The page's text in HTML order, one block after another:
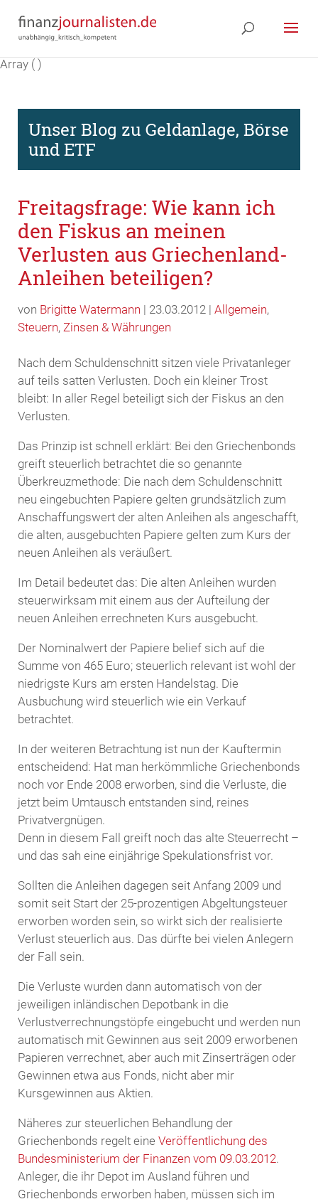
Array ( )
Unser Blog zu Geldanlage, Börse
und ETF
Freitagsfrage: Wie kann ich
den Fiskus an meinen
Verlusten aus Griechenland-
Anleihen beteiligen?
von Brigitte Watermann | 23.03.2012 | Allgemein,
Steuern, Zinsen & Währungen
Nach dem Schuldenschnitt sitzen viele Privatanleger
auf teils satten Verlusten. Doch ein kleiner Trost
bleibt: In aller Regel beteiligt sich der Fiskus an den
Verlusten.
Das Prinzip ist schnell erklärt: Bei den Griechenbonds
greift steuerlich betrachtet die so genannte
Überkreuzmethode: Die nach dem Schuldenschnitt
neu eingebuchten Papiere gelten grundsätzlich zum
Anschaffungswert der alten Anleihen als angeschafft,
die alten, ausgebuchten Papiere gelten zum Kurs der
neuen Anleihen als veräußert.
Im Detail bedeutet das: Die alten Anleihen wurden
steuerwirksam mit einem aus der Aufteilung der
neuen Anleihen errechneten Kurs ausgebucht.
Der Nominalwert der Papiere belief sich auf die
Summe von 465 Euro; steuerlich relevant ist wohl der
niedrigste Kurs am ersten Handelstag. Die
Ausbuchung wird steuerlich wie ein Verkauf
betrachtet.
In der weiteren Betrachtung ist nun der Kauftermin
entscheidend: Hat man herkömmliche Griechenbonds
noch vor Ende 2008 erworben, sind die Verluste, die
jetzt beim Umtausch entstanden sind, reines
Privatvergnügen.
Denn in diesem Fall greift noch das alte Steuerrecht –
und das sah eine einjährige Spekulationsfrist vor.
Sollten die Anleihen dagegen seit Anfang 2009 und
somit seit Start der 25-prozentigen Abgeltungsteuer
erworben worden sein, so wirkt sich der realisierte
Verlust steuerlich aus. Das dürfte bei vielen Anlegern
der Fall sein.
Die Verluste wurden dann automatisch von der
jeweiligen inländischen Depotbank in die
Verlustverrechnungstöpfe eingebucht und werden nun
automatisch mit Gewinnen aus seit 2009 erworbenen
Papieren verrechnet, aber auch mit Zinserträgen oder
Gewinnen etwa aus Fonds, nicht aber mir
Kursgewinnen aus Aktien.
Näheres zur steuerlichen Behandlung der
Griechenbonds regelt eine Veröffentlichung des
Bundesministerium der Finanzen vom 09.03.2012.
Anleger, die ihr Depot im Ausland führen und
Griechenbonds erworben haben, müssen sich im